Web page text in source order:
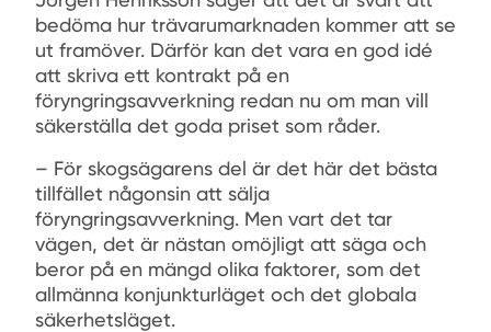
bedöma hur trävarumarknaden kommer att se
ut framöver. Därför kan det vara en god idé
att skriva ett kontrakt på en
föryngringsavverkning redan nu om man vill
säkerställa det goda priset som råder.
– För skogsägarens del är det här det bästa
tillfället någonsin att sälja
föryngringsavverkning. Men vart det tar
vägen, det är nästan omöjligt att säga och
beror på en mängd olika faktorer, som det
allmänna konjunkturläget och det globala
säkerhetsläget.